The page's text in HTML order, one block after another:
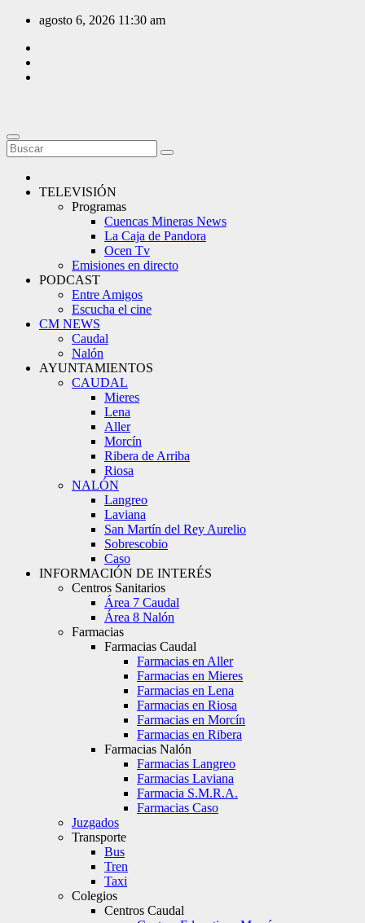
Saltar
contenido
agosto 6, 2026 11:30 am
TELEVISIÓN
Programas
Cuencas Mineras News
La Caja de Pandora
Ocen Tv
Emisiones en directo
PODCAST
Entre Amigos
Escucha el cine
CM NEWS
Caudal
Nalón
AYUNTAMIENTOS
CAUDAL
Mieres
Lena
Aller
Morcín
Ribera de Arriba
Riosa
NALÓN
Langreo
Laviana
San Martín del Rey Aurelio
Sobrescobio
Caso
INFORMACIÓN DE INTERÉS
Centros Sanitarios
Área 7 Caudal
Área 8 Nalón
Farmacias
Farmacias Caudal
Farmacias en Aller
Farmacias en Mieres
Farmacias en Lena
Farmacias en Riosa
Farmacias en Morcín
Farmacias en Ribera
Farmacias Nalón
Farmacias Langreo
Farmacias Laviana
Farmacia S.M.R.A.
Farmacias Caso
Juzgados
Transporte
Bus
Tren
Taxi
Colegios
Centros Caudal